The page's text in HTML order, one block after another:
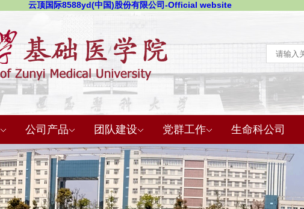
云顶国际8588yd(中国)股份有限公司-Official website
公司产品 团队建设 党群工作 生命科公司